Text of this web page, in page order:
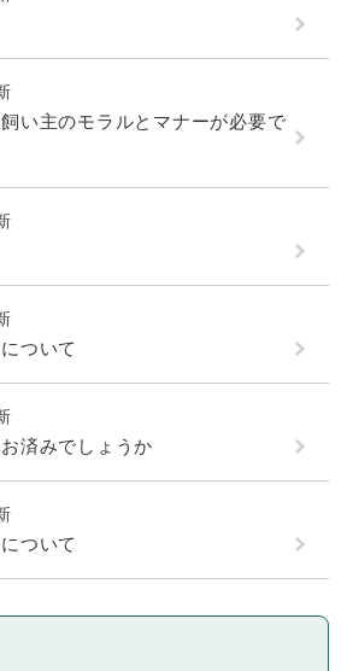
い主のモラルとマナーが必要で
ついて
済みでしょうか
ついて